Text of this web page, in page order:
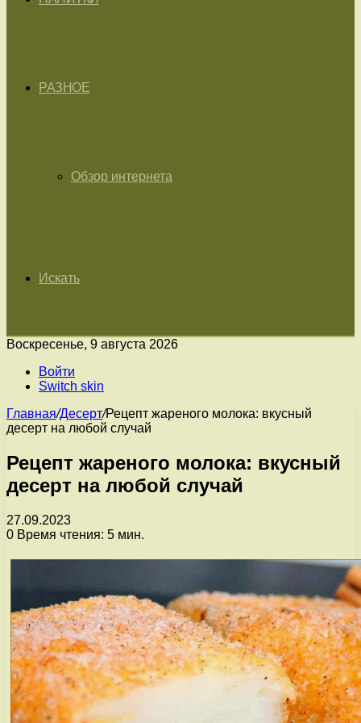
РАЗНОЕ
Обзор интернета
Искать
Воскресенье, 9 августа 2026
Войти
Switch skin
Главная/Десерт/Рецепт жареного молока: вкусный
десерт на любой случай
Рецепт жареного молока: вкусный
десерт на любой случай
27.09.2023
0 Время чтения: 5 мин.